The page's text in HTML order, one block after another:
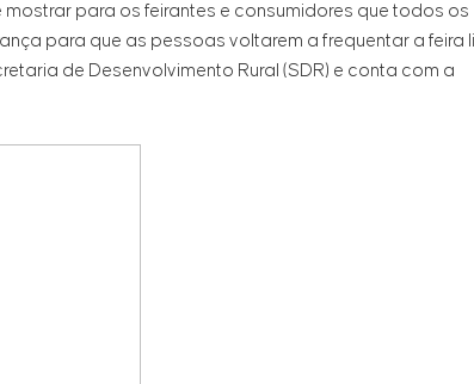
mostrar para os feirantes e consumidores que todos os
para que as pessoas voltarem a frequentar a feira
de Desenvolvimento Rural (SDR) e conta com a